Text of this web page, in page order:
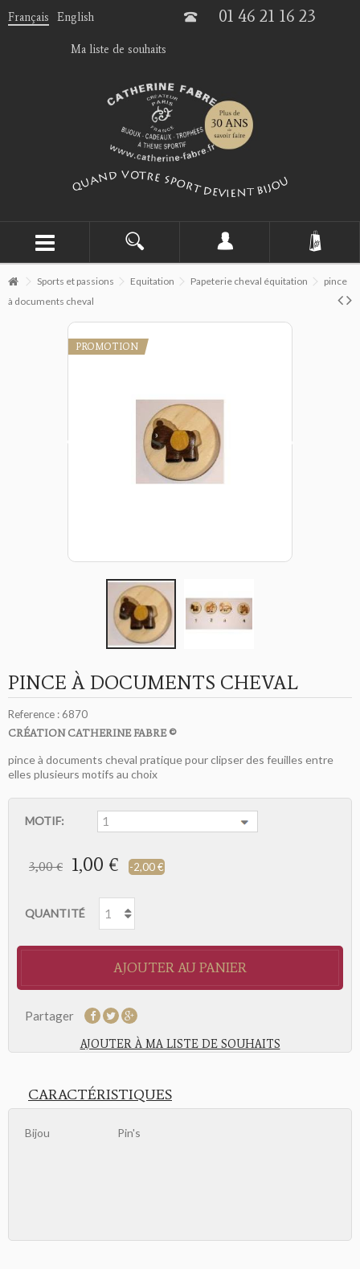
Français English 01 46 21 16 23
Ma liste de souhaits
Sports et passions Equitation Papeterie cheval équitation
pince
à documents cheval
PROMOTION
PINCE À DOCUMENTS CHEVAL
Reference : 6870
CRÉATION CATHERINE FABRE ©
pince à documents cheval pratique pour clipser des feuilles entre
elles plusieurs motifs au choix
MOTIF:
3,00 € 1,00 € -2,00 €
QUANTITÉ
AJOUTER AU PANIER
Partager
AJOUTER À MA LISTE DE SOUHAITS
CARACTÉRISTIQUES
Bijou Pin's